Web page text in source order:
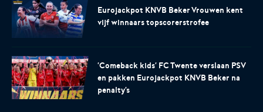
Eurojackpot KNVB Beker Vrouwen kent
vijf winnaars topscorerstrofee
'Comeback kids' FC Twente verslaan PSV
en pakken Eurojackpot KNVB Beker na
penalty's